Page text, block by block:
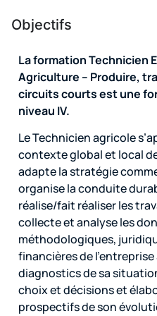
Objectifs
La formation Technicien
Agriculture – Produire,
circuits courts est une
niveau IV.
Le Technicien agricole
contexte global et local
adapte la stratégie
organise la conduite
réalise/fait réaliser les
collecte et analyse les
méthodologiques,
financières de
diagnostics de sa
choix et décisions et
prospectifs de son